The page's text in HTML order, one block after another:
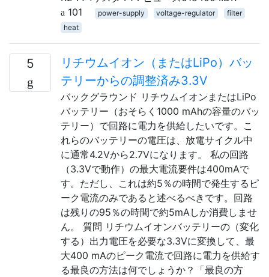
101
power-supply voltage-regulator
filter
heat
5
リチウムイオン（またはLiPo）バッ
テリーからの調整済み3.3V
バックグラウンド リチウムイオンまたはLiPo
バッテリー（おそらく1000 mAhの容量のバッ
テリー）で回路に電力を供給したいです。こ
れらのバッテリーの電圧は、放電サイクル中
に通常4.2Vから2.7Vになります。 私の回路
（3.3Vで動作）の最大電流要件は400mAで
す。ただし、これは約5％の時間で発生するピ
ーク電流のみであると述べるべきです。回路
は残りの95％の時間で約5mAしか消費しませ
ん。 質問 リチウムイオンバッテリーの（変化
する）出力電圧を必要な3.3Vに変換して、最
大400 mAのピーク電流で回路に電力を供給す
る最良の方法は何でしょうか？「最良の方